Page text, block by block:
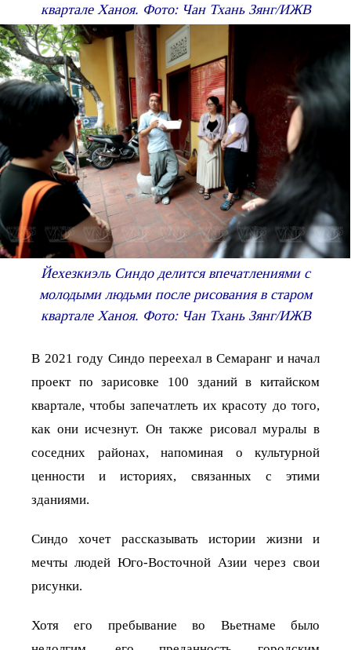
квартале Ханоя. Фото: Чан Тхань Зянг/ИЖВ
Йехезкиэль Синдо делится впечатлениями с
молодыми людьми после рисования в старом
квартале Ханоя. Фото: Чан Тхань Зянг/ИЖВ
В 2021 году Синдо переехал в Семаранг и начал
проект по зарисовке 100 зданий в китайском
квартале, чтобы запечатлеть их красоту до того,
как они исчезнут. Он также рисовал муралы в
соседних районах, напоминая о культурной
ценности и историях, связанных с этими
зданиями.
Синдо хочет рассказывать истории жизни и
мечты людей Юго-Восточной Азии через свои
рисунки.
Хотя его пребывание во Вьетнаме было